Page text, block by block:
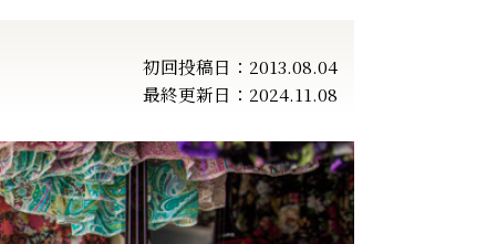
初回投稿日：2013.08.04
最終更新日：2024.11.08